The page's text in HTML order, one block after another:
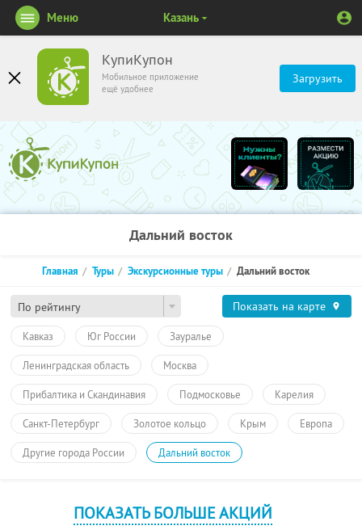
КупиКупон
Мобильное приложение
ещё удобнее
Загрузить
Меню Казань
Дальний восток
По рейтингу
Главная Туры Экскурсионные туры Дальний восток
Показать на карте
Кавказ Юг России Зауралье
Ленинградская область Москва
Прибалтика и Скандинавия Подмосковье Карелия
Санкт-Петербург Золотое кольцо Крым Европа
Другие города России Дальний восток
ПОКАЗАТЬ БОЛЬШЕ АКЦИЙ